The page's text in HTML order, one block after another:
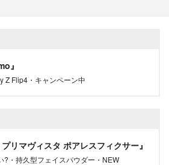
』
Z Flip4・キャンペーン中
リマヴィスタ ポアレスフィクサー』
?・持久型フェイスパウダー・NEW